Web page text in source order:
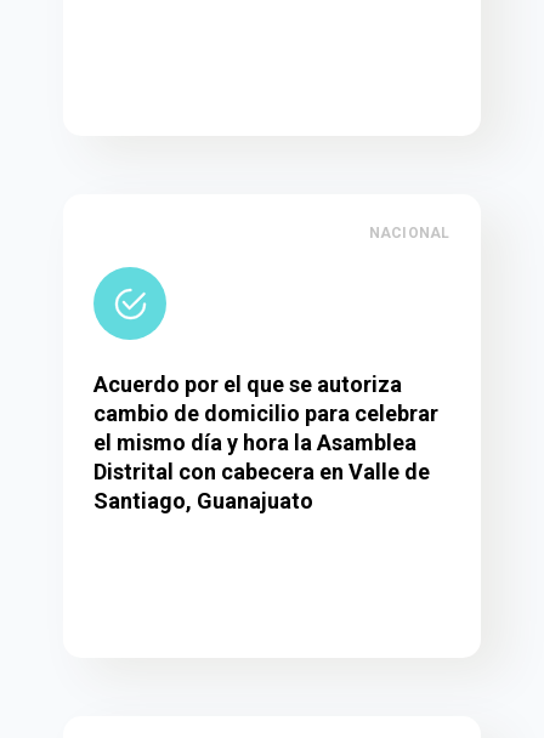
NACIONAL
Acuerdo por el que se autoriza
cambio de domicilio para celebrar
el mismo día y hora la Asamblea
Distrital con cabecera en Valle de
Santiago, Guanajuato